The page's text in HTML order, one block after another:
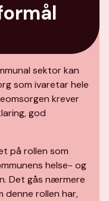
sektor kan
som ivaretar hele
krever
god
på rollen som
helse- og
Det gås nærmere
denne rollen har,